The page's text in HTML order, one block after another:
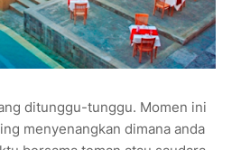
ditunggu-tunggu. Momen ini
menyenangkan dimana anda